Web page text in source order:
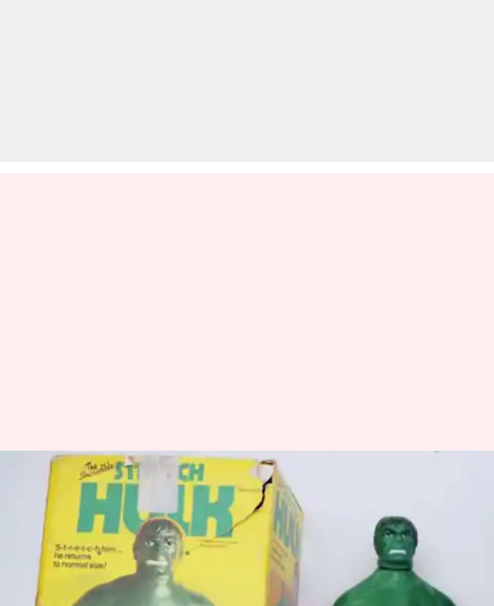
हल्क का दुर्लभ खिलौना हुआ नीलाम,
4 लाख रुपये से ज्यादा लगी कीमत
लेखन सयाली Jul 27, 2025 05:28 pm